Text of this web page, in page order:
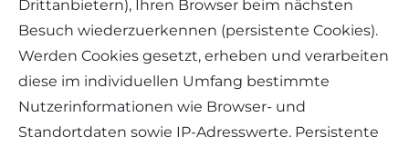
Drittanbietern), Ihren Browser beim nächsten
Besuch wiederzuerkennen (persistente Cookies).
Werden Cookies gesetzt, erheben und verarbeiten
diese im individuellen Umfang bestimmte
Nutzerinformationen wie Browser- und
Standortdaten sowie IP-Adresswerte. Persistente